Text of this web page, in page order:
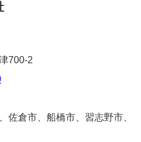
700-2
佐倉市、船橋市、習志野市、